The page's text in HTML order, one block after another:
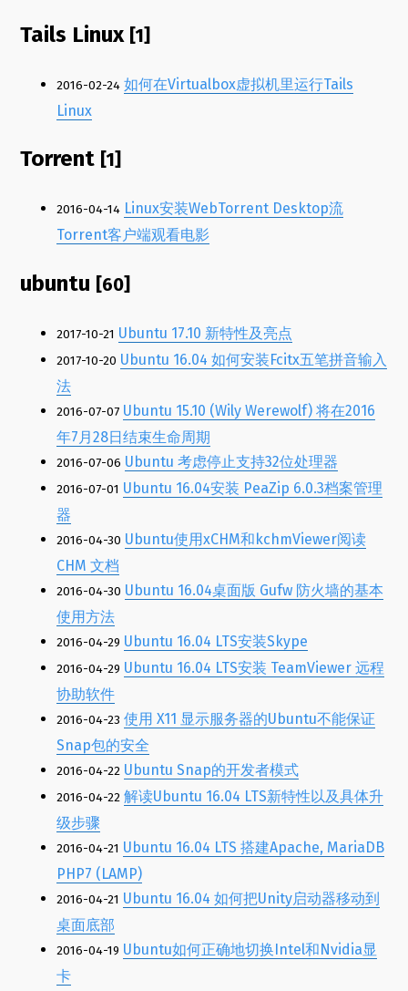
Tails Linux [1]
2016-02-24 如何在Virtualbox虚拟机里运行Tails
Linux
Torrent [1]
2016-04-14 Linux安装WebTorrent Desktop流
Torrent客户端观看电影
ubuntu [60]
2017-10-21 Ubuntu 17.10 新特性及亮点
2017-10-20 Ubuntu 16.04 如何安装Fcitx五笔拼音输入
法
2016-07-07 Ubuntu 15.10 (Wily Werewolf) 将在2016
年7月28日结束生命周期
2016-07-06 Ubuntu 考虑停止支持32位处理器
2016-07-01 Ubuntu 16.04安装 PeaZip 6.0.3档案管理
器
2016-04-30 Ubuntu使用xCHM和kchmViewer阅读
CHM 文档
2016-04-30 Ubuntu 16.04桌面版 Gufw 防火墙的基本
使用方法
2016-04-29 Ubuntu 16.04 LTS安装Skype
2016-04-29 Ubuntu 16.04 LTS安装 TeamViewer 远程
协助软件
2016-04-23 使用 X11 显示服务器的Ubuntu不能保证
Snap包的安全
2016-04-22 Ubuntu Snap的开发者模式
2016-04-22 解读Ubuntu 16.04 LTS新特性以及具体升
级步骤
2016-04-21 Ubuntu 16.04 LTS 搭建Apache, MariaDB
PHP7 (LAMP)
2016-04-21 Ubuntu 16.04 如何把Unity启动器移动到
桌面底部
2016-04-19 Ubuntu如何正确地切换Intel和Nvidia显
卡